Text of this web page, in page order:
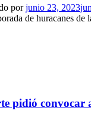
porjunio 23, 2023
de huracanes
pidió